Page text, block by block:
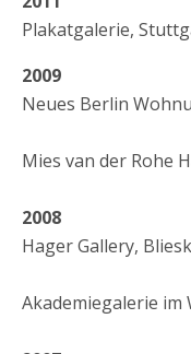
Plakatgalerie,
2009
Neues Berlin
Mies van der Rohe
2008
Hager Gallery,
Akademiegalerie im